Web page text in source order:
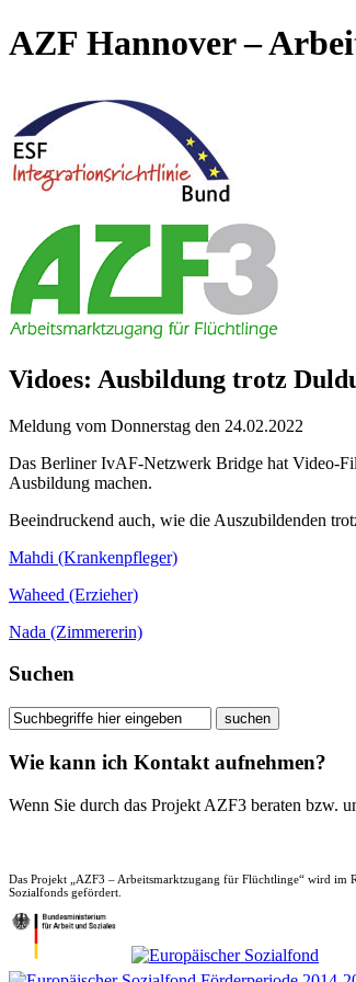
AZF Hannover –
Vidoes: Ausbildung trotz
Meldung vom Donnerstag den 24.02.2022
Das Berliner IvAF-Netzwerk Bridge hat Video-
Ausbildung machen.
Beeindruckend auch, wie die Auszubildenden
Mahdi (Krankenpfleger)
Waheed (Erzieher)
Nada (Zimmererin)
Suchen
Wie kann ich Kontakt aufnehmen?
Wenn Sie durch das Projekt AZF3 beraten bzw.
Das Projekt „AZF3 – Arbeitsmarktzugang für Flüchtlinge“ wird im
Sozialfonds gefördert.